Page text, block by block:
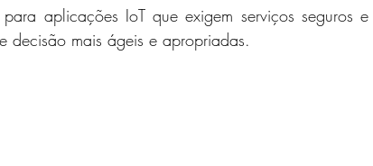
aplicações IoT que exigem serviços seguros e
decisão mais ágeis e apropriadas.